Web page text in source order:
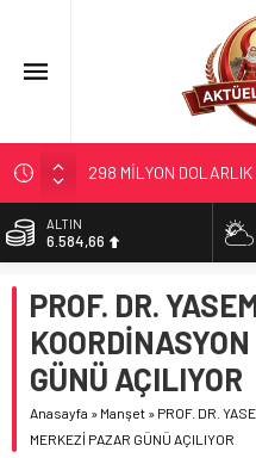
298 MİLYON
ERDEM; ENTÜBE
ELAZIĞ’DA TEFECİLİK
TÜRK OĞUZ BOYLARI
BİST
13.889,75
47,7046
EURO
55,0051
6.584,66
PROF. DR.
GÜNÜ AÇILIYOR
Anasayfa » Manşet » PROF. DR.
MERKEZİ PAZAR GÜNÜ AÇILIYOR